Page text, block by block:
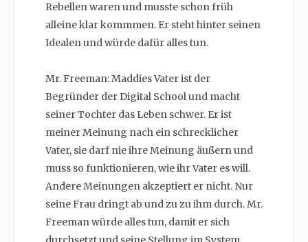
Rebellen waren und musste schon früh
alleine klar kommmen. Er steht hinter seinen
Idealen und würde dafür alles tun.
Mr. Freeman: Maddies Vater ist der
Begründer der Digital School und macht
seiner Tochter das Leben schwer. Er ist
meiner Meinung nach ein schrecklicher
Vater, sie darf nie ihre Meinung äußern und
muss so funktionieren, wie ihr Vater es will.
Andere Meinungen akzeptiert er nicht. Nur
seine Frau dringt ab und zu zu ihm durch. Mr.
Freeman würde alles tun, damit er sich